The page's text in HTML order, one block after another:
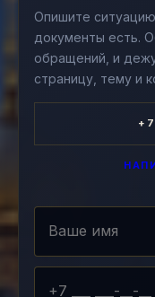
Опишите
документы есть.
обращений, и
страницу, тему и